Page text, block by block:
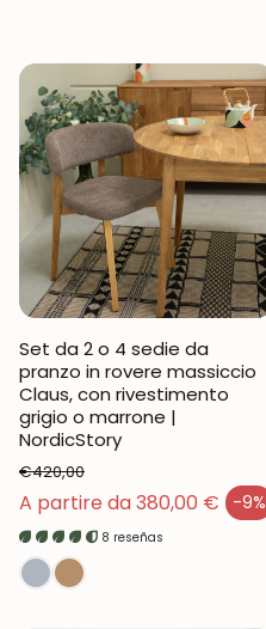
Set da 2 o 4 sedie da
pranzo in rovere massiccio
Claus, con rivestimento
grigio o marrone |
NordicStory
A partire da 380,00 € -9%
Prezzo di vendita
Prezzo normale
€420,00
8 reseñas